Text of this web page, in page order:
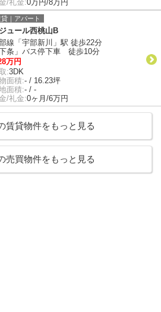
/礼金:0万円/8万円
｜アパート
ュール西桃山B
線「宇部新川」駅 徒歩22分
下条」バス停下車 徒歩10分
万円
:3DK
面積:- / 16.23坪
面積:- / -
/礼金:0ヶ月/6万円
賃貸物件をもっと見る
売買物件をもっと見る